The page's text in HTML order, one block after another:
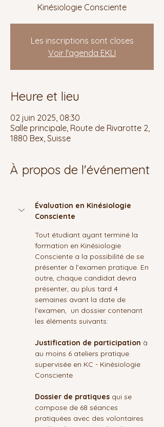
Kinésiologie Consciente
Les inscriptions sont closes
Voir l'agenda EKLI
Heure et lieu
02 juin 2025, 08:30
Salle principale, Route de Rivarotte 2,
1880 Bex, Suisse
À propos de l'événement
Évaluation en Kinésiologie
Consciente
Tout étudiant ayant terminé la
formation en Kinésiologie
Consciente a la possibilité de se
présenter à l’examen pratique. En
outre, chaque candidat devra
présenter, au plus tard 4
semaines avant la date de
l'examen,  un dossier contenant
les éléments suivants:
Justification de participation à
au moins 6 ateliers pratique
supervisée en KC - Kinésiologie
Consciente
Dossier de pratiques qui se
compose de 68 séances
pratiquées avec des volontaires